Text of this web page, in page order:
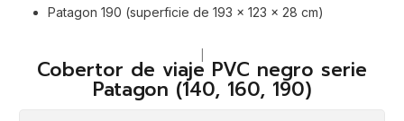
Patagon 190 (superficie de 193 x 123 x 28 cm)
Cobertor de viaje PVC negro serie
Patagon (140, 160, 190)